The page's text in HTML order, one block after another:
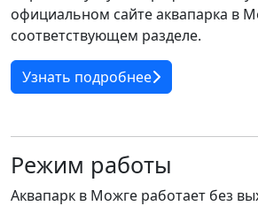
официальном сайте аквапарка в
соответствующем разделе.
Узнать подробнее
Режим работы
Аквапарк в Можге работает без